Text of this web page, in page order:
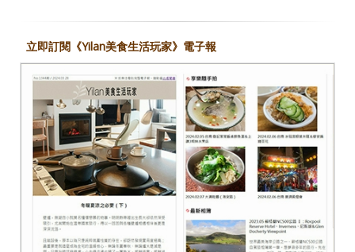
立即訂閱《Yilan美食生活玩家》電子報